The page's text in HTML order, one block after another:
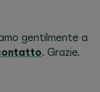
gentilmente a
. Grazie.